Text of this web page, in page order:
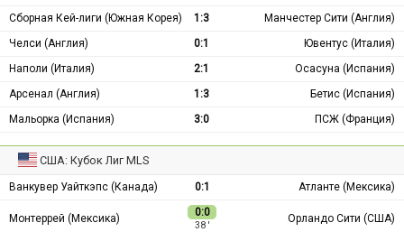
Сборная Кей-лиги (Южная Корея)
1:3
Манчестер Сити (Англия)
Челси (Англия)
0:1
Ювентус (Италия)
Наполи (Италия)
2:1
Осасуна (Испания)
Арсенал (Англия)
1:3
Бетис (Испания)
Мальорка (Испания)
3:0 ПСЖ (Франция)
США: Кубок Лиг MLS
Ванкувер Уайткэпс (Канада) 0:1 Атланте (Мексика)
Монтеррей (Мексика) 0:0
38 ′
Орландо Сити (США)